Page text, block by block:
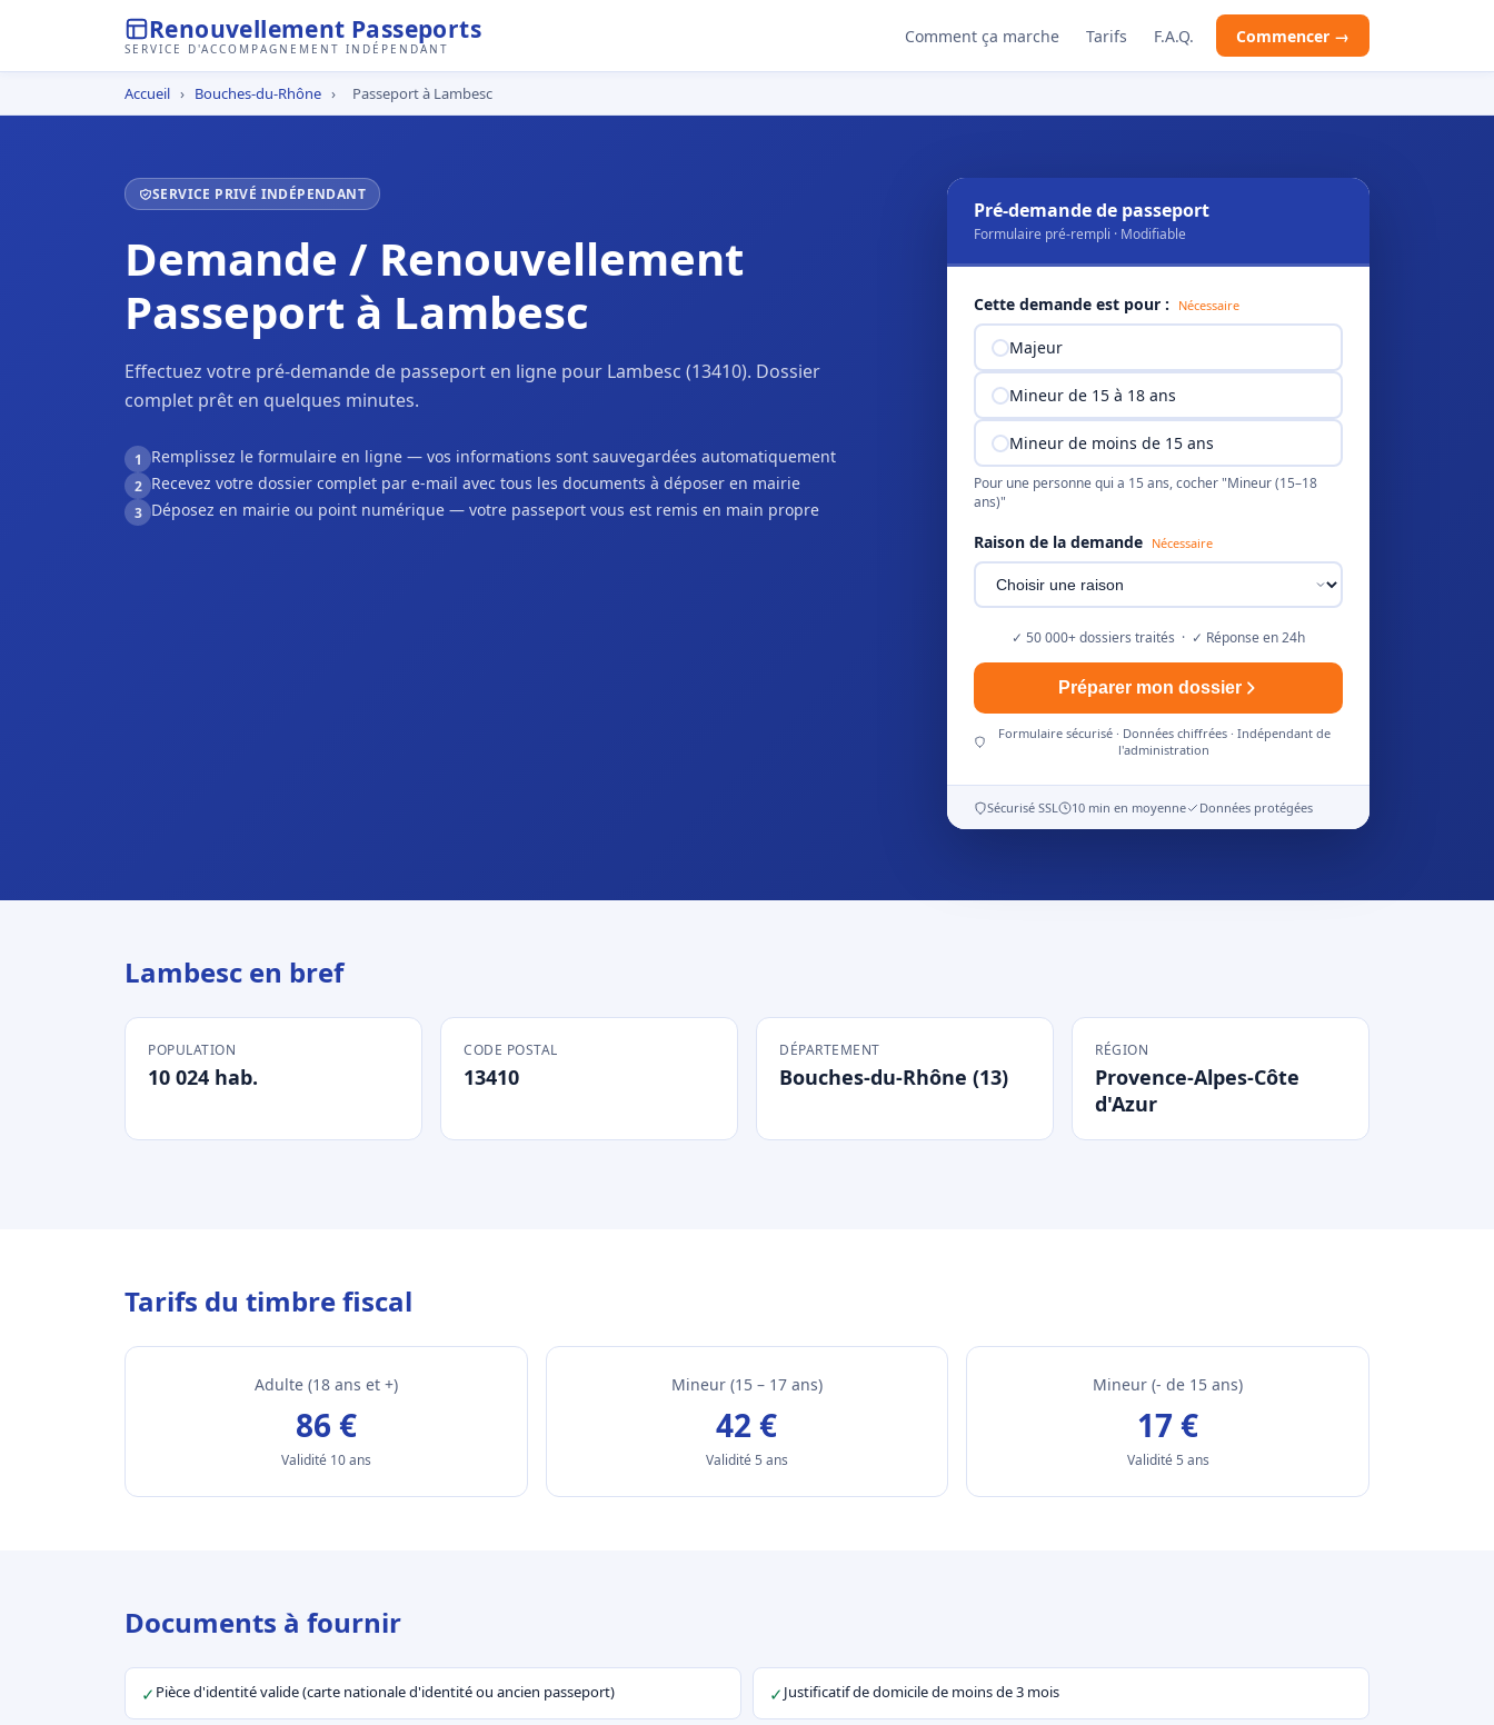
Renouvellement Passeports
SERVICE D'ACCOMPAGNEMENT INDÉPENDANT
Comment ça marche Tarifs F.A.Q. Commencer →
Accueil › Bouches-du-Rhône › Passeport à Lambesc
SERVICE PRIVÉ INDÉPENDANT
Demande / Renouvellement
Passeport à Lambesc
Effectuez votre pré-demande de passeport en ligne pour Lambesc (13410). Dossier
complet prêt en quelques minutes.
1 Remplissez le formulaire en ligne — vos informations sont sauvegardées automatiquement
2 Recevez votre dossier complet par e-mail avec tous les documents à déposer en mairie
3 Déposez en mairie ou point numérique — votre passeport vous est remis en main propre
Pré-demande de passeport
Formulaire pré-rempli · Modifiable
Cette demande est pour : Nécessaire
Majeur
Mineur de 15 à 18 ans
Mineur de moins de 15 ans
Pour une personne qui a 15 ans, cocher "Mineur (15–18
ans)"
Raison de la demande Nécessaire
✓ 50 000+ dossiers traités · ✓ Réponse en 24h
Préparer mon dossier
Formulaire sécurisé · Données chiffrées · Indépendant de
l'administration
Sécurisé SSL 10 min en moyenne Données protégées
Lambesc en bref
POPULATION
10 024 hab.
CODE POSTAL
13410
DÉPARTEMENT
Bouches-du-Rhône (13)
RÉGION
Provence-Alpes-Côte
d'Azur
Tarifs du timbre fiscal
Adulte (18 ans et +)
86 €
Validité 10 ans
Mineur (15 – 17 ans)
42 €
Validité 5 ans
Mineur (- de 15 ans)
17 €
Validité 5 ans
Documents à fournir
✓ Pièce d'identité valide (carte nationale d'identité ou ancien passeport) ✓Justificatif de domicile de moins de 3 mois